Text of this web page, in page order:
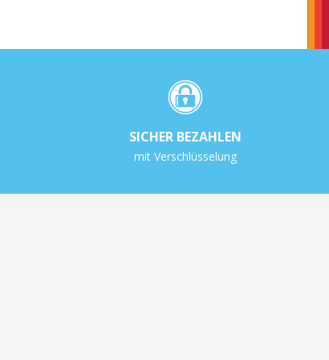
SICHER BEZAHLEN
mit Verschlüsselung